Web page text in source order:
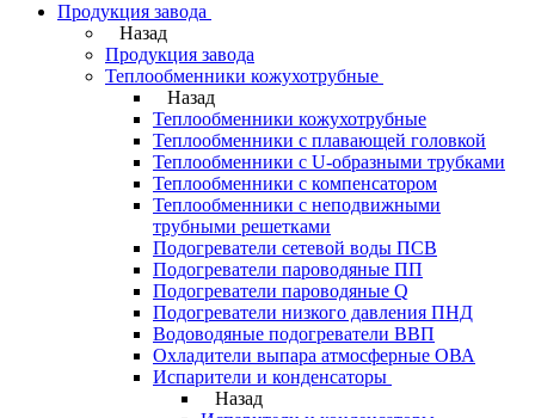
Продукция завода
Назад
Продукция завода
Теплообменники кожухотрубные
Назад
Теплообменники кожухотрубные
Теплообменники с плавающей головкой
Теплообменники с U-образными трубками
Теплообменники с компенсатором
Теплообменники с неподвижными
трубными решетками
Подогреватели сетевой воды ПСВ
Подогреватели пароводяные ПП
Подогреватели пароводяные Q
Подогреватели низкого давления ПНД
Водоводяные подогреватели ВВП
Охладители выпара атмосферные ОВА
Испарители и конденсаторы
Назад